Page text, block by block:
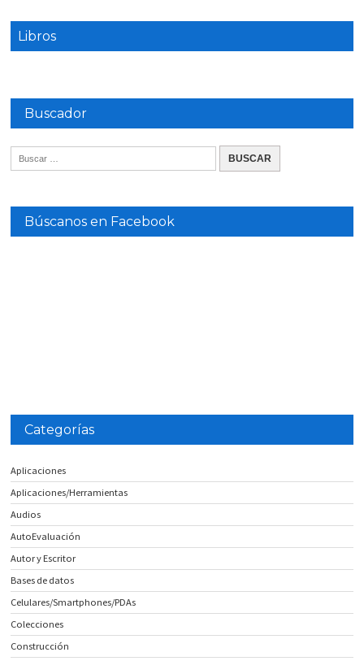
Libros
Buscador
Búscanos en Facebook
Categorías
Aplicaciones
Aplicaciones/Herramientas
Audios
AutoEvaluación
Autor y Escritor
Bases de datos
Celulares/Smartphones/PDAs
Colecciones
Construcción